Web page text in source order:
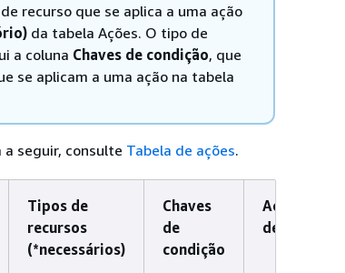
recurso que se aplica a uma ação
da tabela Ações. O tipo de
a coluna Chaves de condição, que
se aplicam a uma ação na tabela
seguir, consulte Tabela de ações.
Tipos de
recursos
(*necessários)
Chaves
de
condição
Ações
dependentes